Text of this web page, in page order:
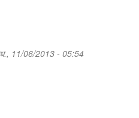
11/06/2013 - 05:54